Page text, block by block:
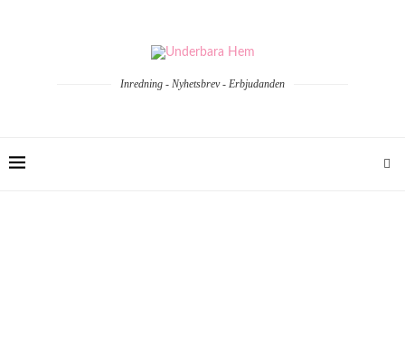
Inredning - Nyhetsbrev - Erbjudanden